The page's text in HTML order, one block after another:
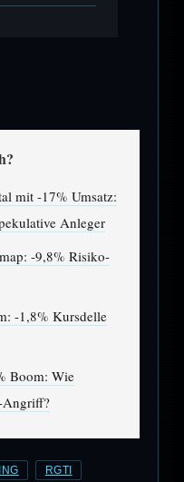
mit -17% Umsatz:
Anleger
-9,8% Risiko-
-1,8% Kursdelle
Boom: Wie
Angriff?
RGTI